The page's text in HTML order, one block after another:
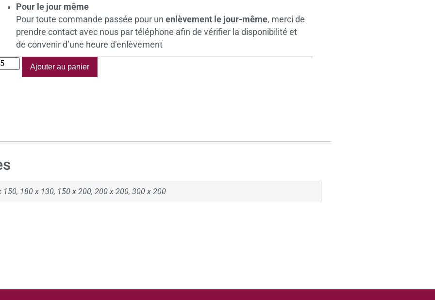
Pour le jour même
Pour toute commande passée pour unenlèvement le jour-même, merci de
prendre contact avec nous par téléphone afin de vérifier la disponibilité et
de convenir d’une heure d’enlèvement
Ajouter au panier
180 x 130, 150 x 200, 200 x 200, 300 x 200